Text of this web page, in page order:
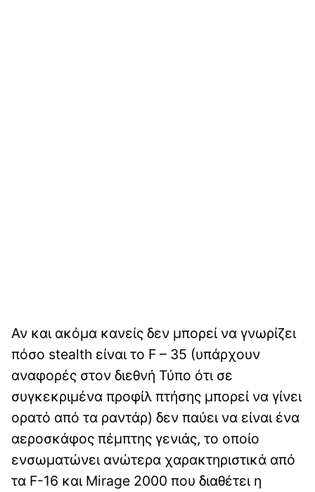
Αν και ακόμα κανείς δεν μπορεί να γνωρίζει
πόσο stealth είναι το F – 35 (υπάρχουν
αναφορές στον διεθνή Τύπο ότι σε
συγκεκριμένα προφίλ πτήσης μπορεί να γίνει
ορατό από τα ραντάρ) δεν παύει να είναι ένα
αεροσκάφος πέμπτης γενιάς, το οποίο
ενσωματώνει ανώτερα χαρακτηριστικά από
τα F-16 και Mirage 2000 που διαθέτει η